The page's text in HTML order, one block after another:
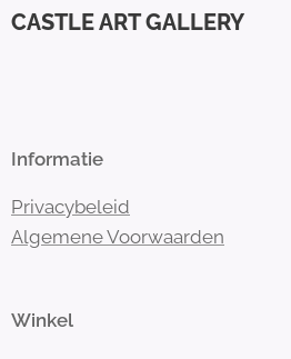
CASTLE ART GALLERY
Informatie
Privacybeleid
Algemene Voorwaarden
Winkel